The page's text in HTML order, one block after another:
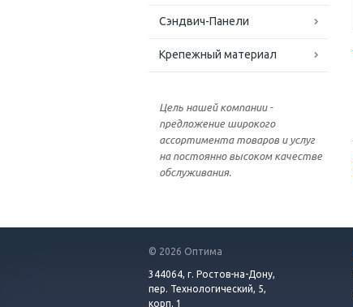
Сэндвич-Панели
Крепежный материал
Цель нашей компании -
предложение широкого
ассортимента товаров и услуг
на постоянно высоком качестве
обслуживания.
© 2026 Оптима
344064, г. Ростов-на-Дону,
пер. Технологический, 5,
корп. 1